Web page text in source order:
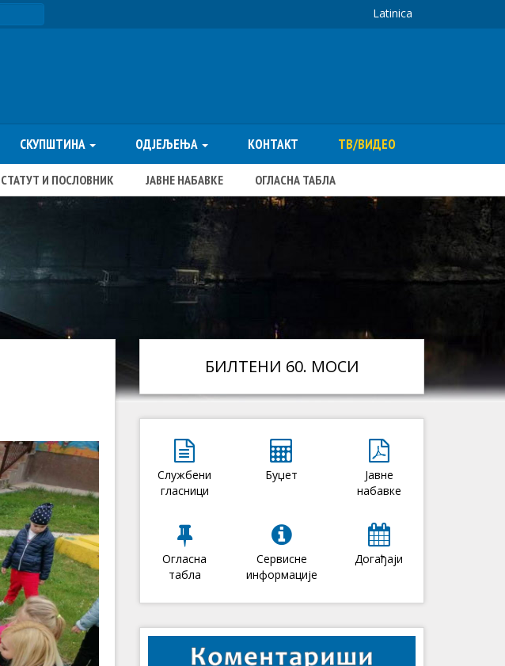
Latinica
СКУПШТИНА ОДЈЕЉЕЊА КОНТАКТ ТВ/ВИДЕО
СТАТУТ И ПОСЛОВНИК ЈАВНЕ НАБАВКЕ ОГЛАСНА ТАБЛА
БИЛТЕНИ 60. МОСИ
Службени
гласници
Буџет
Јавне
набавке
Огласна
табла
Сервисне
информације
Догађаји